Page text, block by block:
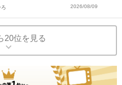
2026/08/09
20位を見る